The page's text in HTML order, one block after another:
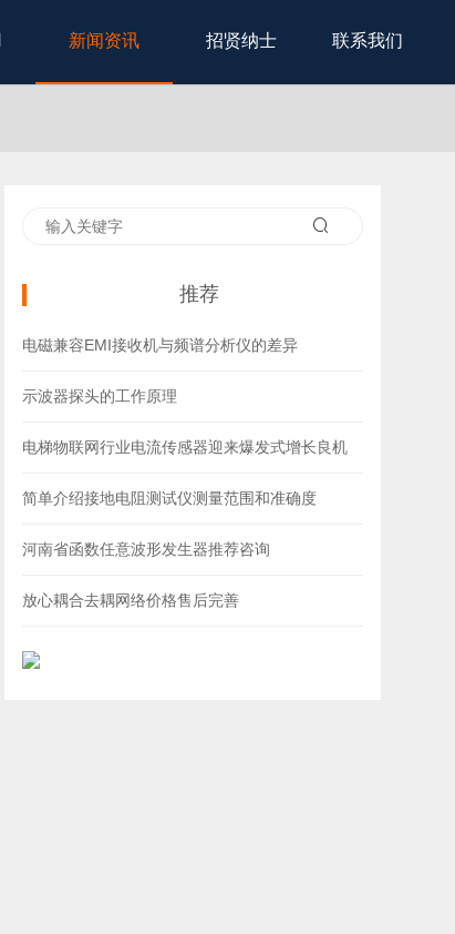
新闻资讯 招贤纳士 联系我们
推荐
电磁兼容EMI接收机与频谱分析仪的差异
示波器探头的工作原理
电梯物联网行业电流传感器迎来爆发式增长良机
简单介绍接地电阻测试仪测量范围和准确度
河南省函数任意波形发生器推荐咨询
放心耦合去耦网络价格售后完善